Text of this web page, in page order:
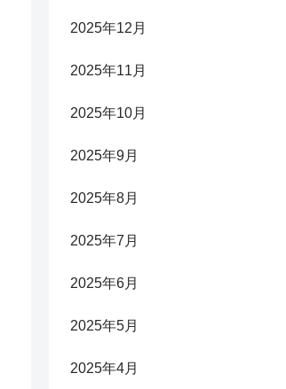
2025年12月
2025年11月
2025年10月
2025年9月
2025年8月
2025年7月
2025年6月
2025年5月
2025年4月